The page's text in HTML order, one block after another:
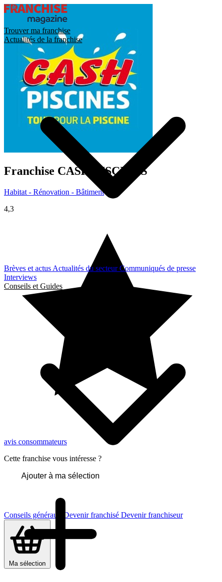
Trouver ma franchise
Actualités de la franchise
Brèves et actus Actualités du secteurCommuniqués de presse
Interviews
Conseils et Guides
Conseils généraux Devenir franchisé Devenir franchiseur
Ma sélection
Franchise CASH PISCINES
Habitat - Rénovation - Bâtiment
4,3
avis consommateurs
Cette franchise vous intéresse ?
Ajouter à ma sélection